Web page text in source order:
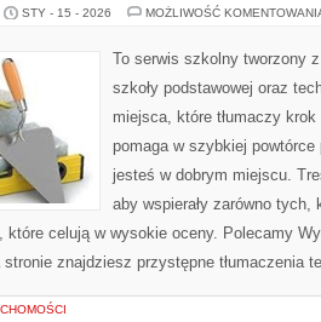
STY - 15 - 2026 MOŻLIWOŚĆ
To serwis szkolny tworzony
szkoły podstawowej oraz
miejsca, które tłumaczy
pomaga w szybkiej powtórce
jesteś w dobrym miejscu.
aby wspierały zarówno tych,
które celują w wysokie oceny. Polecamy
znajdziesz przystępne tłumaczenia